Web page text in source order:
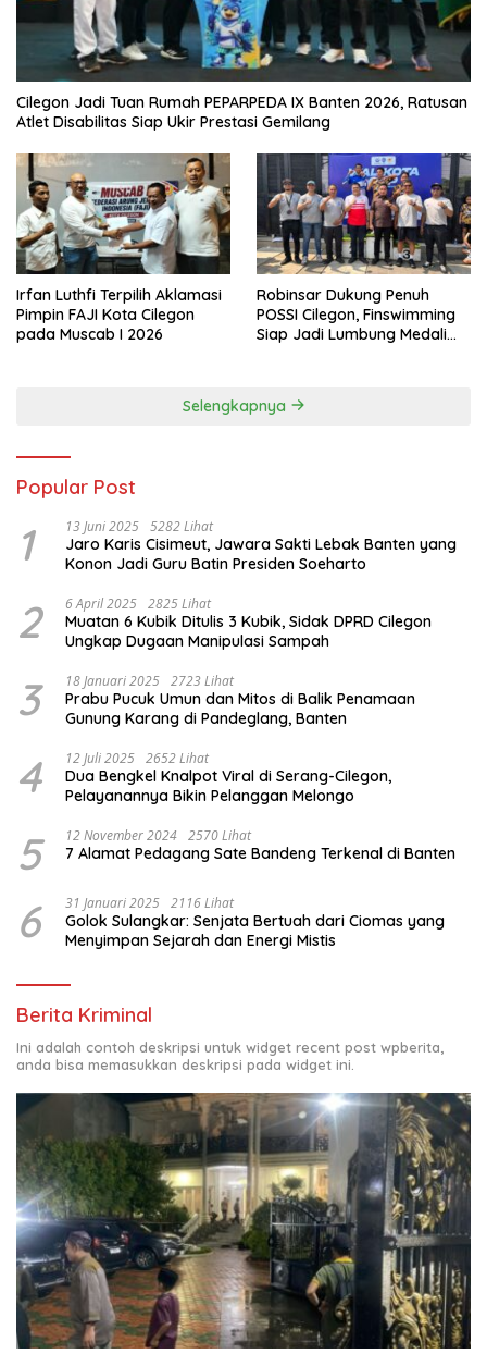
Cilegon Jadi Tuan Rumah PEPARPEDA IX Banten 2026, Ratusan
Atlet Disabilitas Siap Ukir Prestasi Gemilang
Irfan Luthfi Terpilih Aklamasi
Pimpin FAJI Kota Cilegon
pada Muscab I 2026
Robinsar Dukung Penuh
POSSI Cilegon, Finswimming
Siap Jadi Lumbung Medali
Selengkapnya
Popular Post
1 13 Juni 2025 5282 Lihat
Jaro Karis Cisimeut, Jawara Sakti Lebak Banten yang
Konon Jadi Guru Batin Presiden Soeharto
2 6 April 2025 2825 Lihat
Muatan 6 Kubik Ditulis 3 Kubik, Sidak DPRD Cilegon
Ungkap Dugaan Manipulasi Sampah
3 18 Januari 2025 2723 Lihat
Prabu Pucuk Umun dan Mitos di Balik Penamaan
Gunung Karang di Pandeglang, Banten
4 12 Juli 2025 2652 Lihat
Dua Bengkel Knalpot Viral di Serang-Cilegon,
Pelayanannya Bikin Pelanggan Melongo
5 12 November 2024 2570 Lihat
7 Alamat Pedagang Sate Bandeng Terkenal di Banten
6 31 Januari 2025 2116 Lihat
Golok Sulangkar: Senjata Bertuah dari Ciomas yang
Menyimpan Sejarah dan Energi Mistis
Berita Kriminal
Ini adalah contoh deskripsi untuk widget recent post wpberita,
anda bisa memasukkan deskripsi pada widget ini.